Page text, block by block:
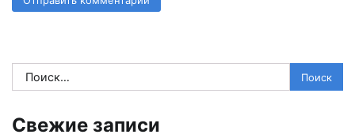
Найти:
Свежие записи